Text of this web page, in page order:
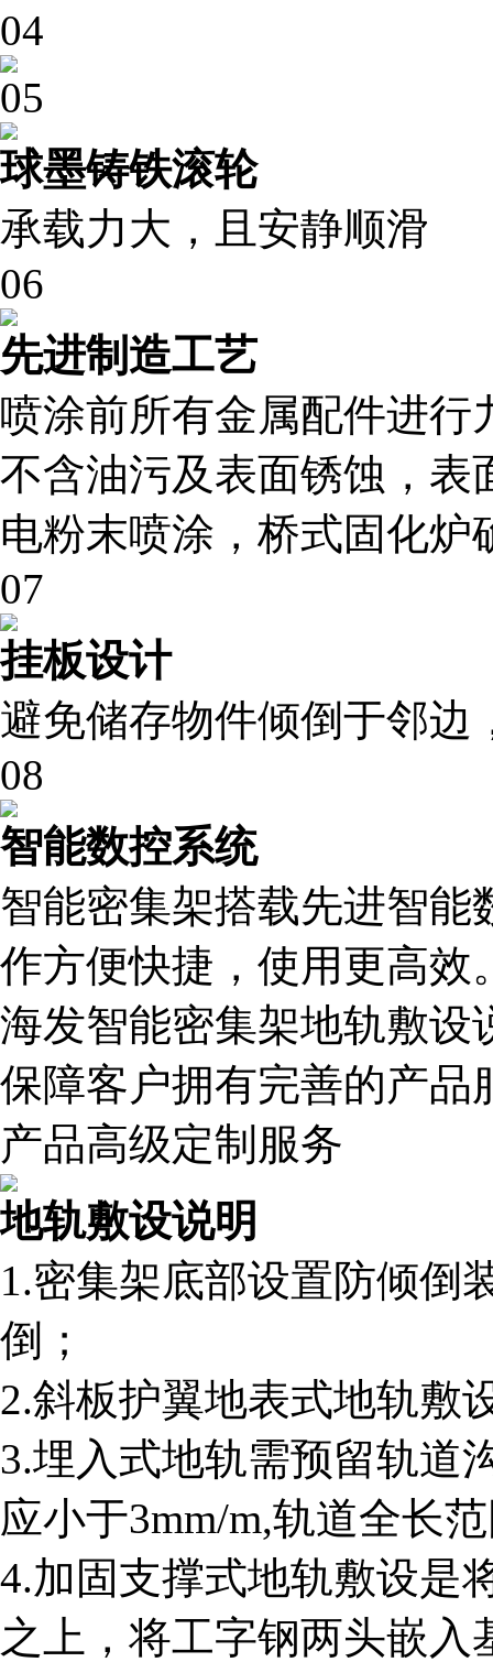
04
05
球墨铸铁滚轮
承载力大，且安静顺滑
06
先进制造工艺
喷涂前所有金属配件进行
不含油污及表面锈蚀，表
电粉末喷涂，桥式固化炉
07
挂板设计
避免储存物件倾倒于邻边
08
智能数控系统
智能密集架搭载先进智能
作方便快捷，使用更高效
海发智能密集架地轨敷设
保障客户拥有完善的产品
产品高级定制服务
地轨敷设说明
1.密集架底部设置防倾倒
倒；
2.斜板护翼地表式地轨敷
3.埋入式地轨需预留轨道
应小于3mm/m,轨道全长
4.加固支撑式地轨敷设是
之上，将工字钢两头嵌入